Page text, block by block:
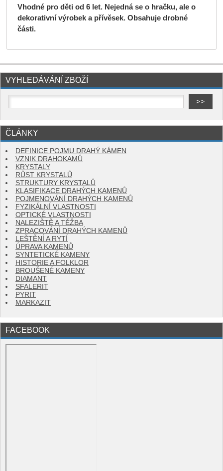
Vhodné pro děti od 6 let. Nejedná se o hračku, ale o
dekorativní výrobek a přívěsek. Obsahuje drobné
části.
VYHLEDÁVÁNÍ ZBOŽÍ
ČLÁNKY
DEFINICE POJMU DRAHÝ KÁMEN
VZNIK DRAHOKAMŮ
KRYSTALY
RŮST KRYSTALŮ
STRUKTURY KRYSTALŮ
KLASIFIKACE DRAHÝCH KAMENŮ
POJMENOVÁNÍ DRAHÝCH KAMENŮ
FYZIKÁLNÍ VLASTNOSTI
OPTICKÉ VLASTNOSTI
NALEZIŠTĚ A TĚŽBA
ZPRACOVÁNÍ DRAHÝCH KAMENŮ
LEŠTĚNÍ A RYTÍ
ÚPRAVA KAMENŮ
SYNTETICKÉ KAMENY
HISTORIE A FOLKLOR
BROUŠENÉ KAMENY
DIAMANT
SFALERIT
PYRIT
MARKAZIT
FACEBOOK